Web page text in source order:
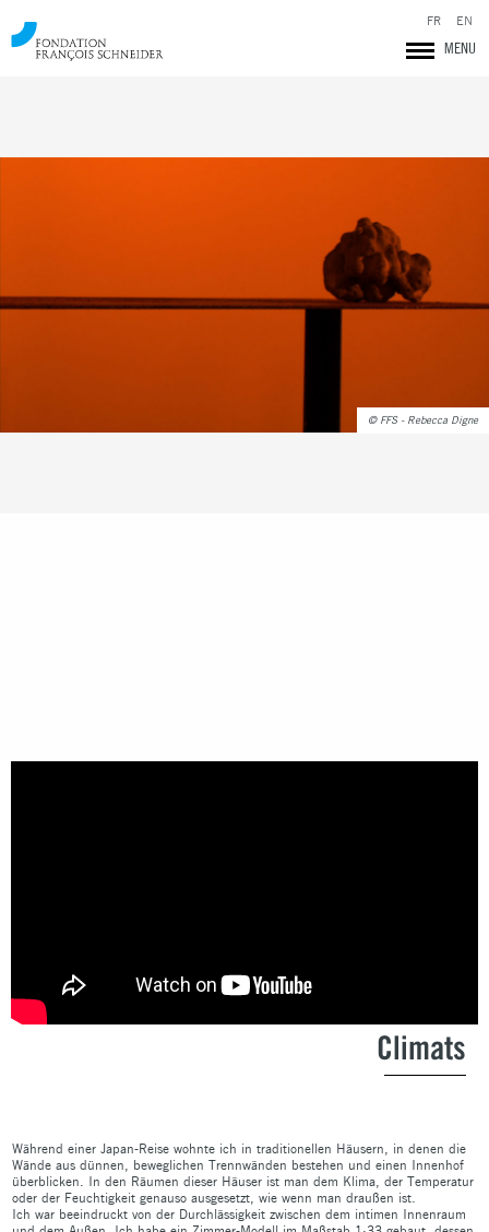
MENU
FR EN
© FFS - Rebecca Digne
Climats
Während einer Japan-Reise wohnte ich in traditionellen Häusern, in denen die
Wände aus dünnen, beweglichen Trennwänden bestehen und einen Innenhof
überblicken. In den Räumen dieser Häuser ist man dem Klima, der Temperatur
oder der Feuchtigkeit genauso ausgesetzt, wie wenn man draußen ist.
Ich war beeindruckt von der Durchlässigkeit zwischen dem intimen Innenraum